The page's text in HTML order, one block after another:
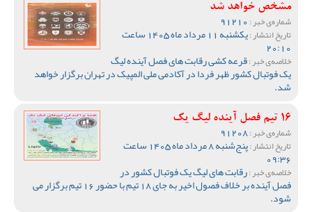
مشخص خواهد شد
شماره‌ی خبر :
تاریخ انتشار : یکشنبه 11 مرداد ماه 1405 ساعت
20:10
خلاصه‌ی خبر :قرعه کشی رقابت های فصل آینده لیگ
یک فوتبال کشور ظهر فردا در آکادمی ملی المپیک در تهران برگزار خواهد
شد.
16 تیم فصل آینده لیگ یک
شماره‌ی خبر :
تاریخ انتشار : پنج‌شنبه 8 مرداد ماه 1405 ساعت
09:36
خلاصه‌ی خبر :رقابت های لیگ یک فوتبال کشور در
فصل آینده بر خلاف فصول اخیر به جای 18 تیم با حضور 16 تیم برگزار می
شود.